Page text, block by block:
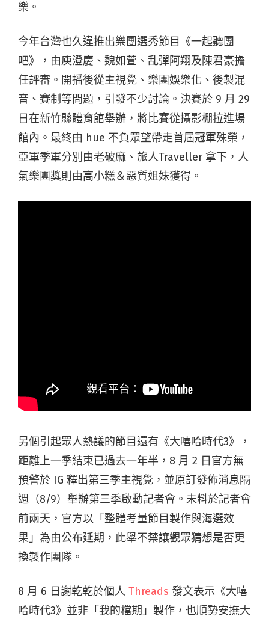
樂。
今年台灣也久違推出樂團選秀節目《一起聽團
吧》，由庾澄慶、魏如萱、乱彈阿翔及陳君豪擔
任評審。開播後從主視覺、樂團娛樂化、後製混
音、賽制等問題，引發不少討論。決賽於 9 月 29
日在新竹縣體育館舉辦，將比賽從攝影棚拉進場
館內。最終由 hue 不負眾望帶走首屆冠軍殊榮，
亞軍季軍分別由老破麻、旅人Traveller 拿下，人
氣樂團獎則由高小糕＆惡質姐妹獲得。
另個引起眾人熱議的節目還有《大嘻哈時代3》，
距離上一季結束已過去一年半，8 月 2 日官方無
預警於 IG 釋出第三季主視覺，並原訂發佈消息隔
週（8/9）舉辦第三季啟動記者會。未料於記者會
前兩天，官方以「整體考量節目製作與海選效
果」為由公布延期，此舉不禁讓觀眾猜想是否更
換製作團隊。
8 月 6 日謝乾乾於個人 Threads 發文表示《大嘻
哈時代3》並非「我的檔期」製作，也順勢安撫大